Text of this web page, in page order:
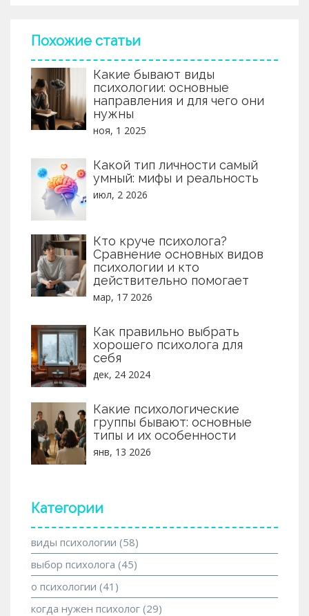
Похожие статьи
Какие бывают виды
психологии: основные
направления и для чего они
нужны
ноя, 1 2025
Какой тип личности самый
умный: мифы и реальность
июл, 2 2026
Кто круче психолога?
Сравнение основных видов
психологии и кто
действительно помогает
мар, 17 2026
Как правильно выбрать
хорошего психолога для
себя
дек, 24 2024
Какие психологические
группы бывают: основные
типы и их особенности
янв, 13 2026
Категории
виды психологии (58)
выбор психолога (45)
о психологии (41)
когда нужен психолог (29)